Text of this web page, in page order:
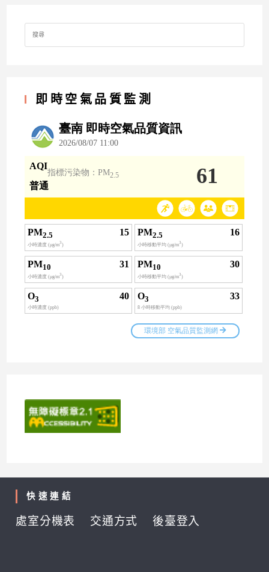
Search
for:
即時空氣品質監測
快速連結
處室分機表 交通方式 後臺登入